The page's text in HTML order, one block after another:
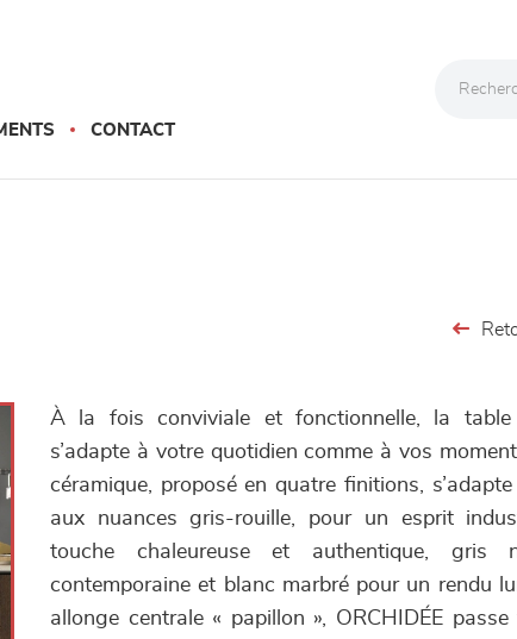
CONTACT
À la fois conviviale et fonctionnelle, la table
s’adapte à votre quotidien comme à vos
céramique, proposé en quatre finitions,
aux nuances gris-rouille, pour un esprit
touche chaleureuse et authentique, gris
contemporaine et blanc marbré pour un rendu
allonge centrale « papillon », ORCHIDÉE